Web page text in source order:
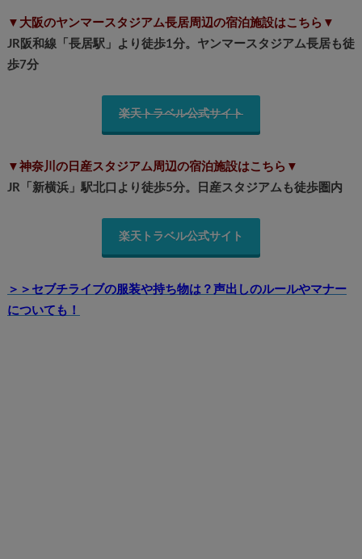
▼大阪のヤンマースタジアム長居周辺の宿泊施設はこちら▼
JR阪和線「長居駅」より徒歩1分。ヤンマースタジアム長居も徒
歩7分
楽天トラベル公式サイト
▼神奈川の日産スタジアム周辺の宿泊施設はこちら▼
JR「新横浜」駅北口より徒歩5分。日産スタジアムも徒歩圏内
楽天トラベル公式サイト
＞＞セブチライブの服装や持ち物は？声出しのルールやマナー
についても！